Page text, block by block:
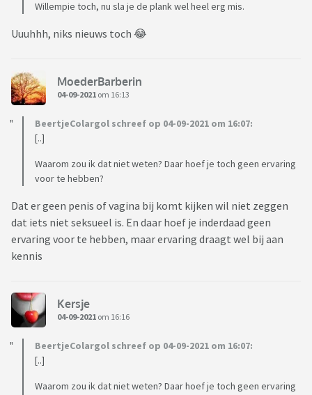
Willempie toch, nu sla je de plank wel heel erg mis.
Uuuhhh, niks nieuws toch 😂
MoederBarberin
04-09-2021 om 16:13
BeertjeColargol schreef op 04-09-2021 om 16:07:
[..]
Waarom zou ik dat niet weten? Daar hoef je toch geen ervaring
voor te hebben?
Dat er geen penis of vagina bij komt kijken wil niet zeggen
dat iets niet seksueel is. En daar hoef je inderdaad geen
ervaring voor te hebben, maar ervaring draagt wel bij aan
kennis
Kersje
04-09-2021 om 16:16
BeertjeColargol schreef op 04-09-2021 om 16:07:
[..]
Waarom zou ik dat niet weten? Daar hoef je toch geen ervaring